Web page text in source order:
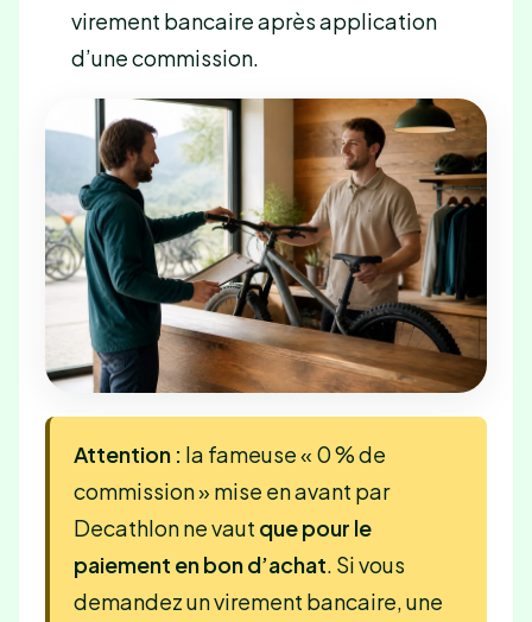
virement bancaire après application
d’une commission.
Attention : la fameuse « 0 % de
commission » mise en avant par
Decathlon ne vaut que pour le
paiement en bon d’achat. Si vous
demandez un virement bancaire, une